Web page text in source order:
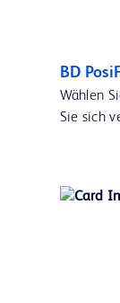
BD
Wählen
Sie sich